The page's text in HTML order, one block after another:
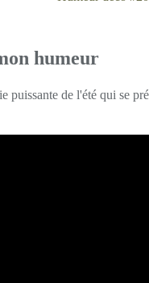
humeur
puissante de l'été qui se